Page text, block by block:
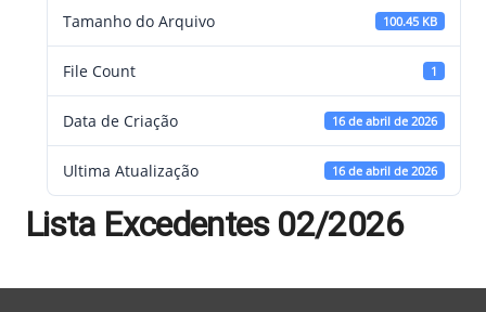
Tamanho do Arquivo 100.45 KB
File Count 1
Data de Criação 16 de abril de 2026
Ultima Atualização 16 de abril de 2026
Lista Excedentes 02/2026